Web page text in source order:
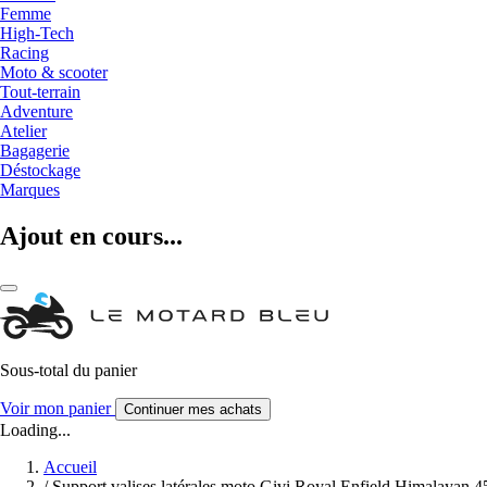
Femme
High-Tech
Racing
Moto & scooter
Tout-terrain
Adventure
Atelier
Bagagerie
Déstockage
Marques
Ajout en cours...
Sous-total du panier
Voir mon panier Continuer mes achats
Loading...
Accueil